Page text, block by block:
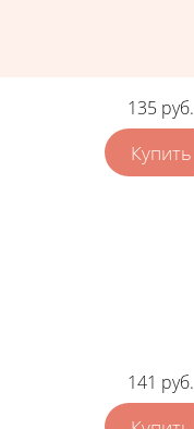
Цена
135 руб.
Цена
141 руб.